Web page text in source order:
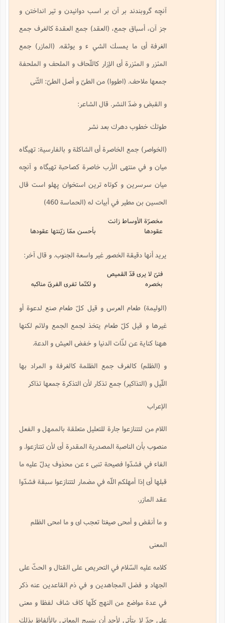
آنچه گروبندند بر آن بر اسب دوانيدن و تير انداختن و
جز آن، أسباق جمع، (العقد) جمع العقدة كالغرف جمع
الغرفة أى ما يمسك الشي ء و يوثقه. (المازر) جمع
المئزر و المئزرة أى الإزار كاللّحاف و الملحف و الملحفة
جمعها ملاحف. (اطووا) من الطىّ و أصل الطىّ: الثّنى
و القبض و ضدّ النشر. قال الشاعر:
طوتك خطوب دهرك بعد نشر
(الخواصر) جمع الخاصرة أى الشاكلة و بالفارسية: تهيگاه
ميان و في منتهى الأرب خاصرة كصاحبة تهيگاه و آنچه
ميان سرسرين و كوتاه ترين استخوان پهلو است قال
الحسين بن مطير في أبيات له (الحماسة 460)
مخصرّة الأوساط زانت
عقودها
بأحسن ممّا زيّنتها عقودها
يريد أنها دقيقة الخصور غير واسعة الجنوب. و قال آخر:
فتىّ لا يرى قدّ القميص
بخصره
و لكنّما تفرى الفرىّ مناكبه
(الوليمة) طعام العرس و قيل كلّ طعام صنع لدعوة أو
غيرها و قيل كلّ طعام يتخذ لجمع الجمع ولائم لكنها
ههنا كناية عن لذّات الدنيا و خفض العيش و الدعة.
و (الظلم) كالغرف جمع الظلمة كالغرفة و المراد بها
اللّيل و (التذاكير) جمع تذكار لأن التذكرة جمعها تذاكر
الإعراب
اللام من لتتنازعوا جارة للتعليل متعلقة بالممهل و الفعل
منصوب بأن الناصبة المصدرية المقدرة أى لأن تتنازعوا. و
الفاء في فشدّوا فصيحة تنبى ء عن محذوف يدلّ عليه ما
قبلها أى إذا أمهلكم اللّه في مضمار لتتنازعوا سبقة فشدّوا
عقد المازر.
و ما أنقض و أمحى صيغتا تعجب اى و ما امحى الظلم
المعنى
كلامه عليه السّلام في التحريص على القتال و الحثّ على
الجهاد و فضل المجاهدين و في ذم القاعدين عنه ذكر
في عدة مواضع من النهج كلّها كاف شاف لفظا و معنى
على حدّ لا يتأتى لأحد أن ينسج المعاني بالألفاظ بذلك